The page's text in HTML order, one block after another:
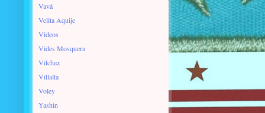
Vavá
Velita Aquije
Videos
Vides Mosquera
Vilchez
Villalta
Voley
Yashin